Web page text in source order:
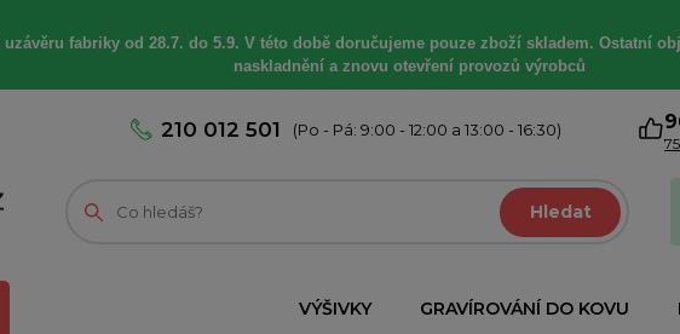
uzávěru fabriky od 28.7. do 5.9. V této době doručujeme pouze zboží skladem. Ostatní
naskladnění a znovu otevření provozů výrobců
210 012 501 (Po - Pá: 9:00 - 12:00 a 13:00 - 16:30)
Hledat
VÝŠIVKY GRAVÍROVÁNÍ DO KOVU